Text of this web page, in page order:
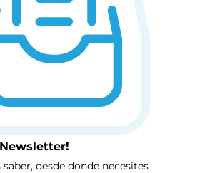
desde donde necesites